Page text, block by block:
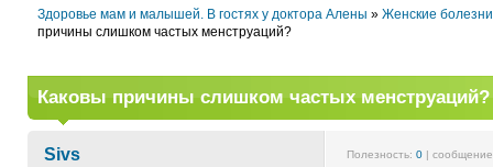
Здоровье мам и малышей. В гостях у доктора Алены » Женские болезни
причины слишком частых менструаций?
Каковы причины слишком частых менструаций?
Sivs Полезность: 0 |